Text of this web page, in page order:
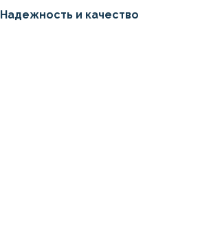
Надежность и качество